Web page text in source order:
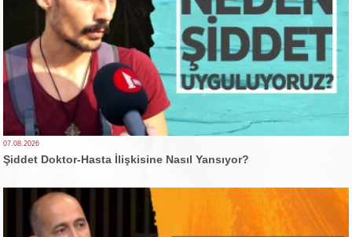
07.08.2026
Şiddet Doktor-Hasta İlişkisine Nasıl Yansıyor?